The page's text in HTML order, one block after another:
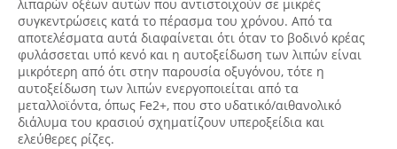
λιπαρών οξέων αυτών που αντιστοιχούν σε μικρές
συγκεντρώσεις κατά το πέρασμα του χρόνου. Από τα
αποτελέσματα αυτά διαφαίνεται ότι όταν το βοδινό κρέας
φυλάσσεται υπό κενό και η αυτοξείδωση των λιπών είναι
μικρότερη από ότι στην παρουσία οξυγόνου, τότε η
αυτοξείδωση των λιπών ενεργοποιείται από τα
μεταλλοϊόντα, όπως Fe2+, που στο υδατικό/αιθανολικό
διάλυμα του κρασιού σχηματίζουν υπεροξείδια και
ελεύθερες ρίζες.